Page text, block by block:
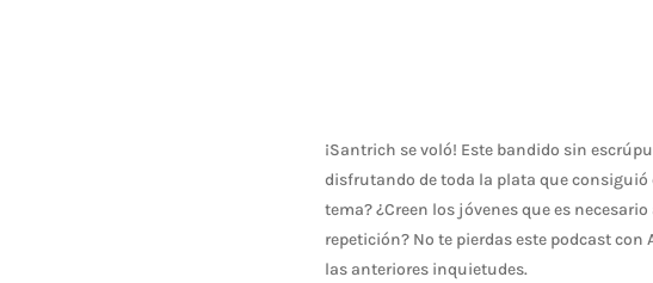
¡Santrich se voló! Este bandido sin
disfrutando de toda la plata que consiguió
tema? ¿Creen los jóvenes que es
repetición? No te pierdas este podcast
las anteriores inquietudes.